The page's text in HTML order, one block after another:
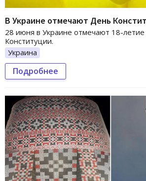
В Украине отмечают День
28 июня в Украине отмечают 18-летие
Конституции.
Украина
Подробнее